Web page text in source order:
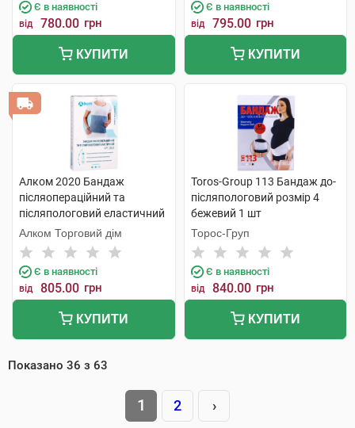
Є в наявності
від 780.00 грн
КУПИТИ
Є в наявності
від 795.00 грн
КУПИТИ
Алком 2020 Бандаж
післяопераційний та
післяпологовий еластичний
розмір 7 1 шт
Алком Торговий дім
Є в наявності
від 805.00 грн
КУПИТИ
Toros-Group 113 Бандаж до-
післяпологовий розмір 4
бежевий 1 шт
Торос-Груп
Є в наявності
від 840.00 грн
КУПИТИ
Показано 36 з 63
1 2 ›